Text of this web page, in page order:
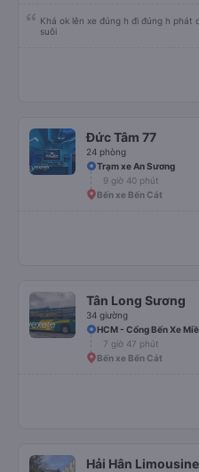
Khá ok lên xe đúng h đi đúng h phát
suôi
Đức Tâm 77
24 phòng
Trạm xe An Sương
9 giờ 40 phút
Bến xe Bến Cát
Tân Long Sương
34 giường
HCM - Cổng Bến Xe
7 giờ 47 phút
Bến xe Bến Cát
Hải Hân Limousine